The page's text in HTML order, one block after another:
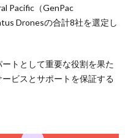
Pacific（GenPac
Dronesの合計8社を選定し
トとして重要な役割を果た
ビスとサポートを保証する